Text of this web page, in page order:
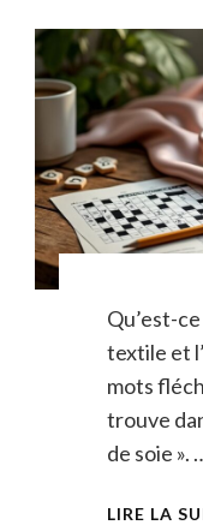
Qu’est-
textile et
mots
trouve
de soie ».
LIRE LA